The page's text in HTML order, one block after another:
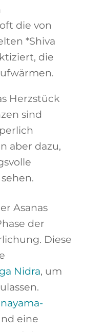
die von
*Shiva
die
Herzstück
sind
aber dazu,
Asanas
der
Diese
Nidra, um
eine